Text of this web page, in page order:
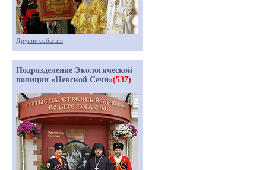
Другие события
Подразделение Экологической
полиции «Невской Сечи»(537)